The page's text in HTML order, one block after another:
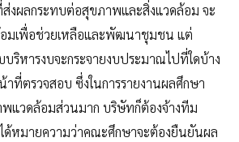
ส่งผลกระทบต่อสุขภาพและสิ่งแวดล้อม จะ
มเพื่อช่วยเหลือและพัฒนาชุมชน แต่
ริหารงบจะกระจายงบประมาณไปที่ใดบ้าง
ที่ตรวจสอบ ซึ่งในการรายงานผลศึกษา
แวดล้อมส่วนมาก บริษัทก็ต้องจ้างทีม
ด้หมายความว่าคณะศึกษาจะต้องยืนยันผล